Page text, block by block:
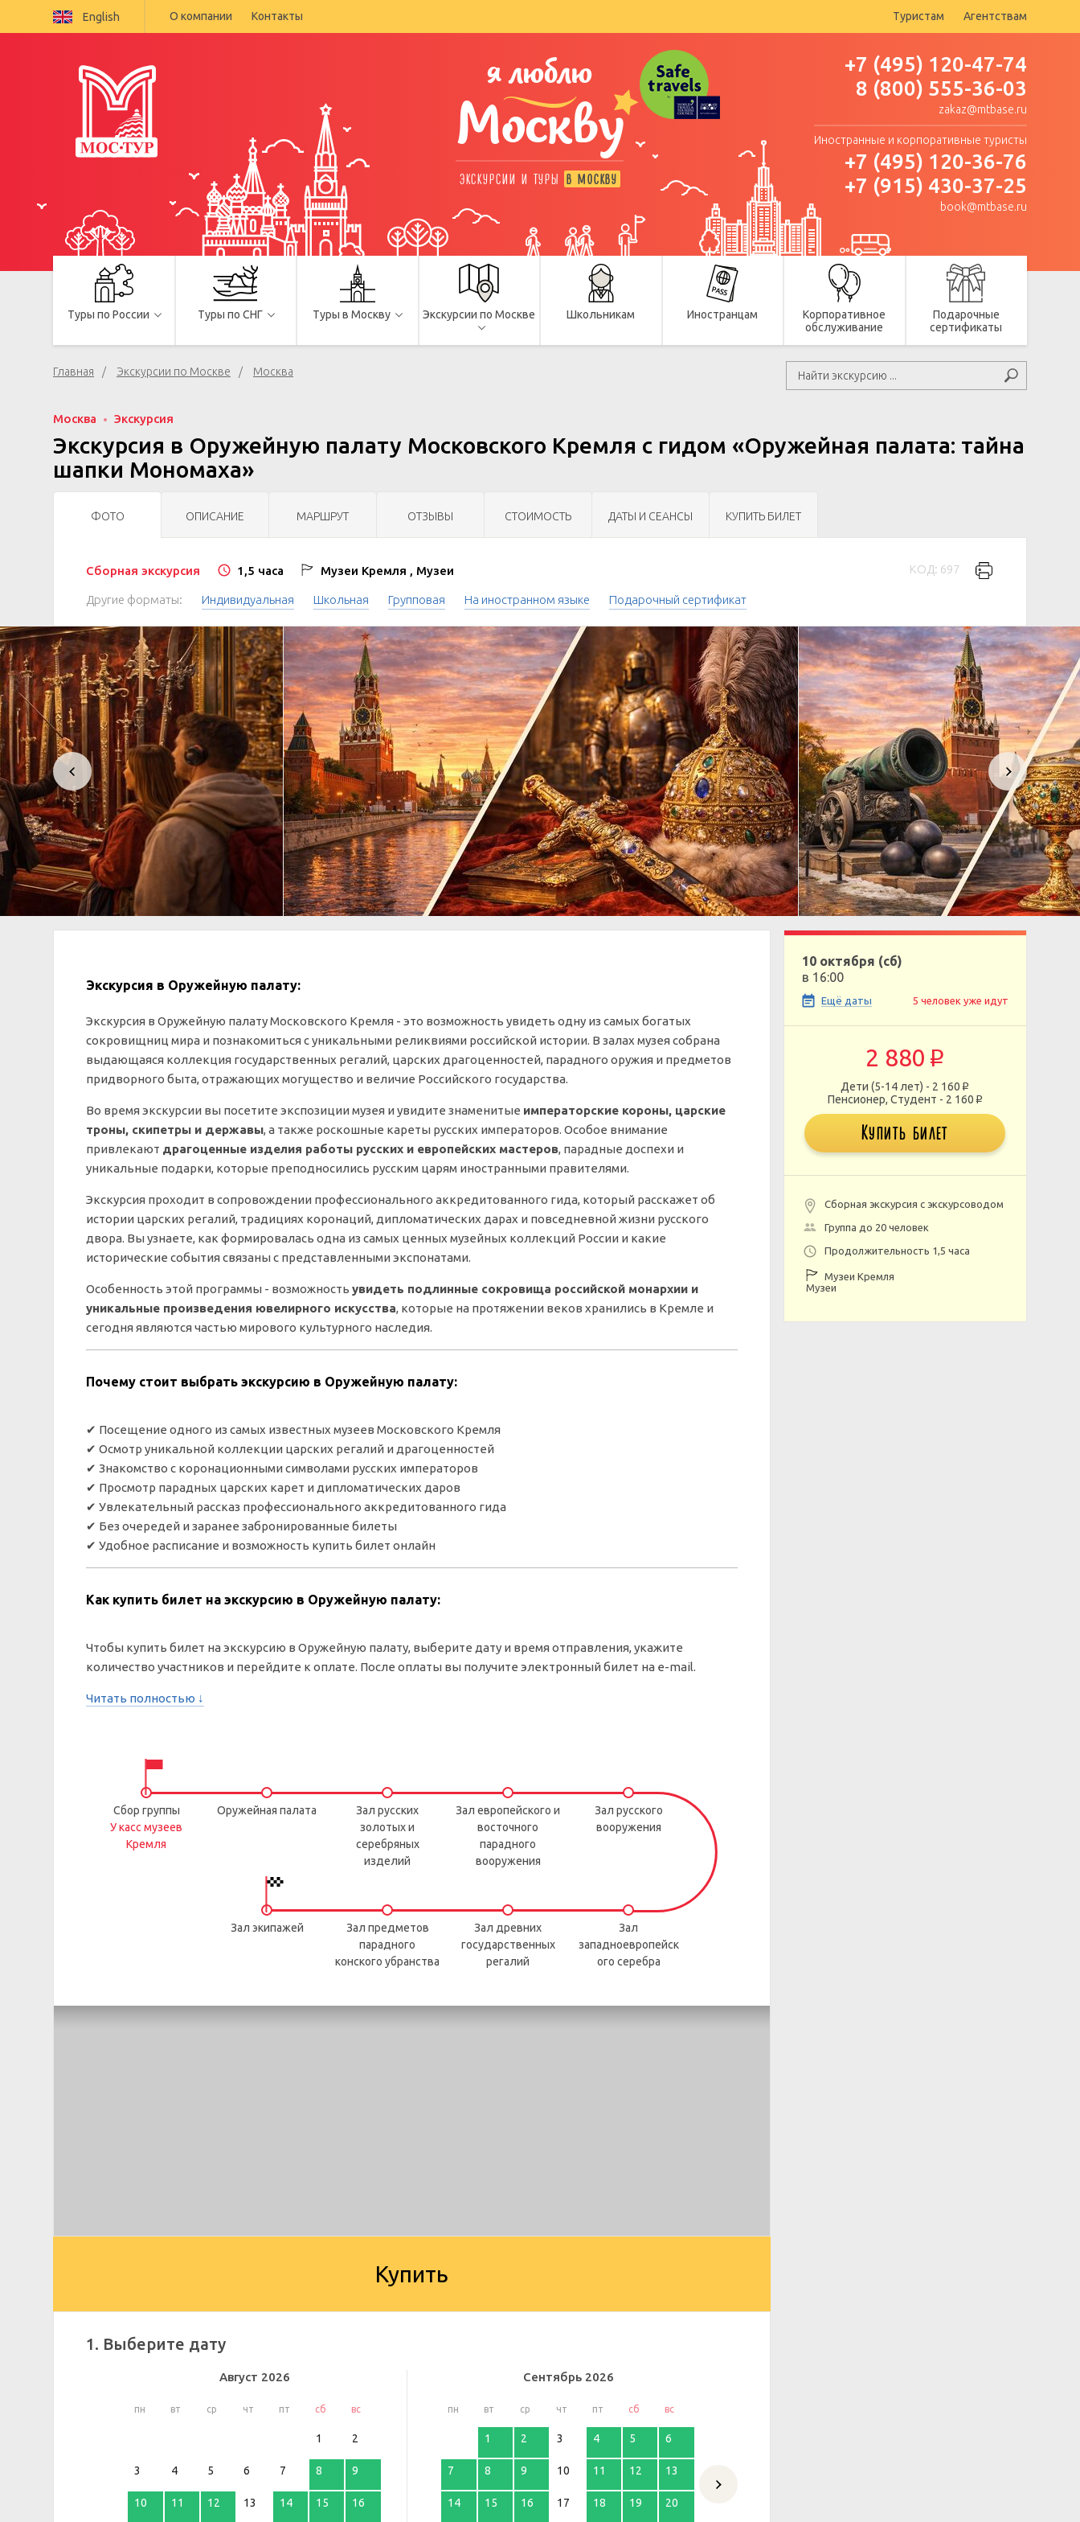
English О компании Контакты Туристам Агентствам
я люблю
Москву
ЭКСКУРСИИ И ТУРЫ В МОСКВУ
+7 (495) 120-47-74
8 (800) 555-36-03
zakaz@mtbase.ru
Иностранные и корпоративные туристы
+7 (495) 120-36-76
+7 (915) 430-37-25
book@mtbase.ru
Туры по России Туры по СНГ Туры в Москву Экскурсии по Москве Школьникам Иностранцам
Корпоративное
обслуживание
Подарочные
сертификаты
Главная Экскурсии по Москве Москва
Москва Экскурсия
Экскурсия в Оружейную палату Московского Кремля с гидом «Оружейная палата: тайна
шапки Мономаха»
ФОТО ОПИСАНИЕ МАРШРУТ ОТЗЫВЫ СТОИМОСТЬ ДАТЫ И СЕАНСЫ КУПИТЬ БИЛЕТ
Сборная экскурсия 1,5 часа Музеи Кремля , Музеи КОД: 697
Другие форматы: Индивидуальная Школьная Групповая На иностранном языке Подарочный сертификат
Экскурсия в Оружейную палату:
Экскурсия в Оружейную палату Московского Кремля - это возможность увидеть одну из самых богатых
сокровищниц мира и познакомиться с уникальными реликвиями российской истории. В залах музея собрана
выдающаяся коллекция государственных регалий, царских драгоценностей, парадного оружия и предметов
придворного быта, отражающих могущество и величие Российского государства.
Во время экскурсии вы посетите экспозиции музея и увидите знаменитые императорские короны, царские
троны, скипетры и державы, а также роскошные кареты русских императоров. Особое внимание
привлекают драгоценные изделия работы русских и европейских мастеров, парадные доспехи и
уникальные подарки, которые преподносились русским царям иностранными правителями.
Экскурсия проходит в сопровождении профессионального аккредитованного гида, который расскажет об
истории царских регалий, традициях коронаций, дипломатических дарах и повседневной жизни русского
двора. Вы узнаете, как формировалась одна из самых ценных музейных коллекций России и какие
исторические события связаны с представленными экспонатами.
Особенность этой программы - возможность увидеть подлинные сокровища российской монархии и
уникальные произведения ювелирного искусства, которые на протяжении веков хранились в Кремле и
сегодня являются частью мирового культурного наследия.
Почему стоит выбрать экскурсию в Оружейную палату:
✔ Посещение одного из самых известных музеев Московского Кремля
✔ Осмотр уникальной коллекции царских регалий и драгоценностей
✔ Знакомство с коронационными символами русских императоров
✔ Просмотр парадных царских карет и дипломатических даров
✔ Увлекательный рассказ профессионального аккредитованного гида
✔ Без очередей и заранее забронированные билеты
✔ Удобное расписание и возможность купить билет онлайн
Как купить билет на экскурсию в Оружейную палату:
Чтобы купить билет на экскурсию в Оружейную палату, выберите дату и время отправления, укажите
количество участников и перейдите к оплате. После оплаты вы получите электронный билет на e-mail.
Читать полностью ↓
10 октября (сб)
в 16:00
Ещё даты 5 человек уже идут
2 880 p
Дети (5-14 лет) - 2 160 p
Пенсионер, Студент - 2 160 p
Купить билет
Сборная экскурсия с экскурсоводом
Группа до 20 человек
Продолжительность 1,5 часа
Музеи Кремля
Музеи
Сбор группы
У касс музеев
Кремля
Оружейная палата
Зал русских
золотых и
серебряных
изделий
Зал европейского и
восточного
парадного
вооружения
Зал русского
вооружения
Зал
западноевропейск
ого серебра
Зал древних
государственных
регалий
Зал предметов
парадного
конского убранства
Зал экипажей
Купить
1. Выберите дату
Август 2026
пн вт ср чт пт сб вс
1 2
3 4 5 6 7 8 9
10 11 12 13 14 15 16
Сентябрь 2026
пн вт ср чт пт сб вс
1 2 3 4 5 6
7 8 9 10 11 12 13
14 15 16 17 18 19 20